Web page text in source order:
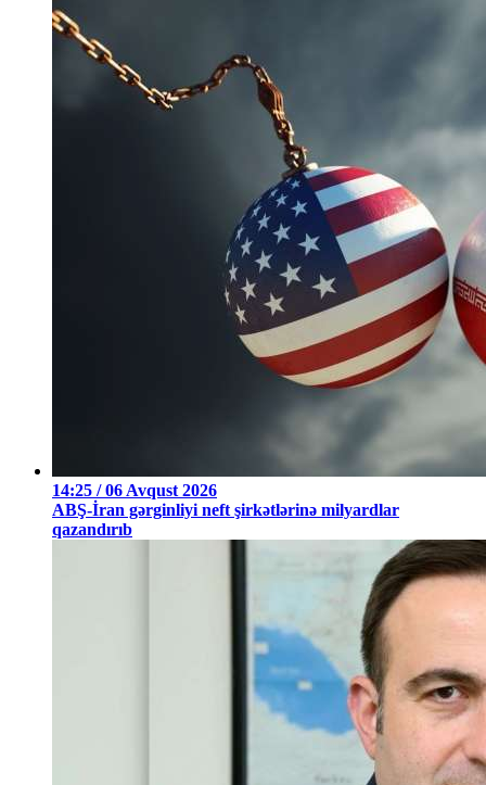
14:25 / 06 Avqust 2026
ABŞ-İran gərginliyi neft şirkətlərinə milyardlar
qazandırıb